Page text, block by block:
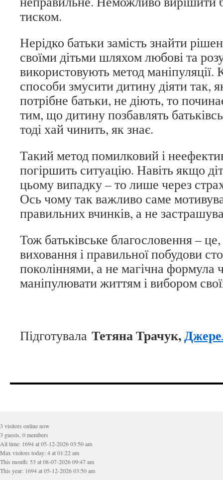
тиском.
Нерідко батьки замість знайти
своїми дітьми шляхом любові та
використовують метод
способи змусити дитину діяти так,
потрібне батьки, не діють, то
тим, що дитину позбавлять
тоді хай чинить, як знає.
Такий метод помилковий і
погіршить ситуацію. Навіть якщо
цьому випадку – то лише через
Ось чому так важливо саме
правильних вчинків, а не
Тож батьківське благословення – це,
виховання і правильної побудови
поколіннями, а не магічна формула
маніпулювати життям і вибором
Підготувала Тетяна Трачук,
3 visitors online now
3 guests, 0 members
All time: 1694 at 05-12-2026 03:50 am
Max visitors today: 4 at 01:22 am
This month: 53 at 08-07-2026 09:47 am
This year: 1694 at 05-12-2026 03:50 am